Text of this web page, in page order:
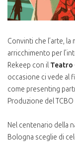
Convinti che l’arte, la
arricchimento per
Rekeep con il Teatro
occasione ci vede al
come presenting
Produzione del
Nel centenario della
Bologna sceglie di